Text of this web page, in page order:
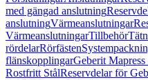
med gängad anslutning
anslutningVärmeanslutningar
VärmeanslutningarTillbehör
rördelarRörfästen
flänskopplingarGeberit
Rostfritt StålReservdelar för